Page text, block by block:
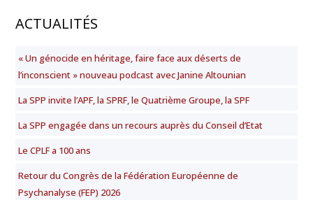
ACTUALITÉS
« Un génocide en héritage, faire face aux déserts de
l’inconscient » nouveau podcast avec Janine Altounian
La SPP invite l’APF, la SPRF, le Quatrième Groupe, la SPF
La SPP engagée dans un recours auprès du Conseil d’Etat
Le CPLF a 100 ans
Retour du Congrès de la Fédération Européenne de
Psychanalyse (FEP) 2026